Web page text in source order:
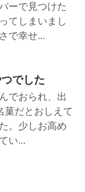
ーで見つけた
てしまいまし
で幸せ...
でした
でおられ、出
菓だとおしえて
。少しお高め
い...